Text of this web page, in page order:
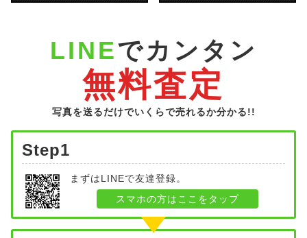
LINEでカンタン
無料査定
写真を送るだけでいくらで売れるか分かる!!
Step1
まずはLINEで友達登録。
スマホの方はここをタップ